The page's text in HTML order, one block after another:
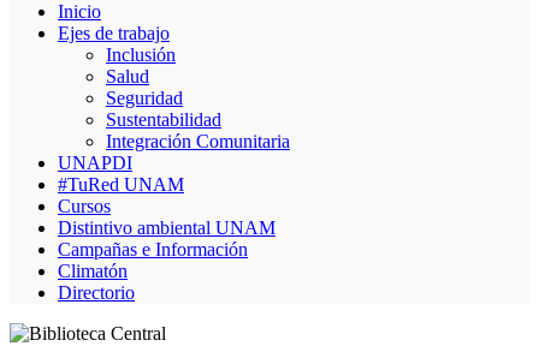
Inicio
Ejes de trabajo
Inclusión
Salud
Seguridad
Sustentabilidad
Integración Comunitaria
UNAPDI
#TuRed UNAM
Cursos
Distintivo ambiental UNAM
Campañas e Información
Climatón
Directorio